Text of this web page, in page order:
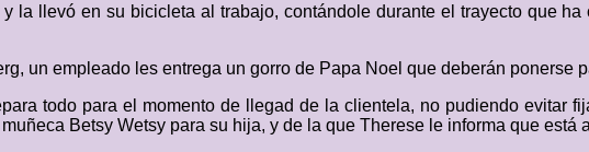
la llevó en su bicicleta al trabajo, contándole durante el trayecto que
un empleado les entrega un gorro de Papa Noel que deberán ponerse
todo para el momento de llegad de la clientela, no pudiendo evitar
Betsy Wetsy para su hija, y de la que Therese le informa que está